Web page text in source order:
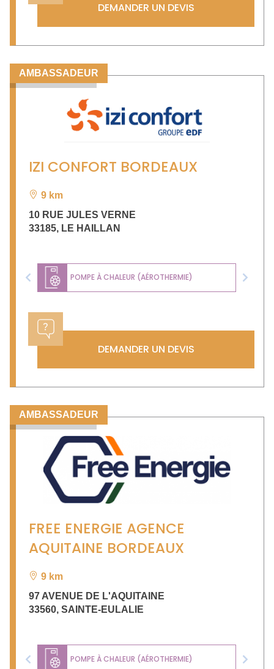
DEMANDER UN DEVIS
AMBASSADEUR
IZI CONFORT BORDEAUX
9 km
10 RUE JULES VERNE
33185, LE HAILLAN
POMPE À CHALEUR (AÉROTHERMIE)
Previous Next
DEMANDER UN DEVIS
AMBASSADEUR
FREE ENERGIE AGENCE
AQUITAINE BORDEAUX
9 km
97 AVENUE DE L'AQUITAINE
33560, SAINTE-EULALIE
POMPE À CHALEUR (AÉROTHERMIE)
Previous Next